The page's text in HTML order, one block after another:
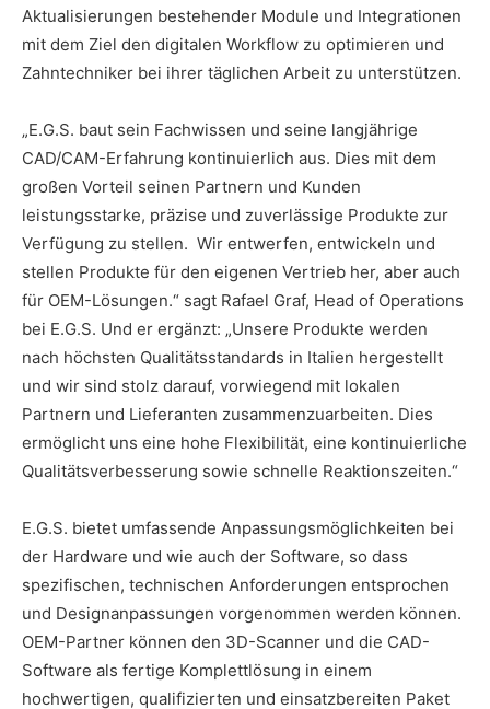
Aktualisierungen bestehender Module und Integrationen
mit dem Ziel den digitalen Workflow zu optimieren und
Zahntechniker bei ihrer täglichen Arbeit zu unterstützen.
„E.G.S. baut sein Fachwissen und seine langjährige
CAD/CAM-Erfahrung kontinuierlich aus. Dies mit dem
großen Vorteil seinen Partnern und Kunden
leistungsstarke, präzise und zuverlässige Produkte zur
Verfügung zu stellen. Wir entwerfen, entwickeln und
stellen Produkte für den eigenen Vertrieb her, aber auch
für OEM-Lösungen.“ sagt Rafael Graf, Head of Operations
bei E.G.S. Und er ergänzt: „Unsere Produkte werden
nach höchsten Qualitätsstandards in Italien hergestellt
und wir sind stolz darauf, vorwiegend mit lokalen
Partnern und Lieferanten zusammenzuarbeiten. Dies
ermöglicht uns eine hohe Flexibilität, eine kontinuierliche
Qualitätsverbesserung sowie schnelle Reaktionszeiten.“
E.G.S. bietet umfassende Anpassungsmöglichkeiten bei
der Hardware und wie auch der Software, so dass
spezifischen, technischen Anforderungen entsprochen
und Designanpassungen vorgenommen werden können.
OEM-Partner können den 3D-Scanner und die CAD-
Software als fertige Komplettlösung in einem
hochwertigen, qualifizierten und einsatzbereiten Paket